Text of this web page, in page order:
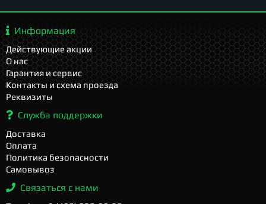
Информация
Действующие акции
О нас
Гарантия и сервис
Контакты и схема проезда
Реквизиты
Служба поддержки
Доставка
Оплата
Политика безопасности
Самовывоз
Связаться с нами